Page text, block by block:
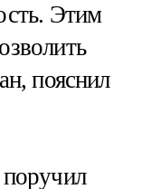
Этим
пояснил